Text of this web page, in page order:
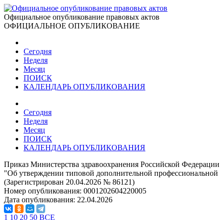
Официальное опубликование правовых актов
ОФИЦИАЛЬНОЕ ОПУБЛИКОВАНИЕ
Сегодня
Неделя
Месяц
ПОИСК
КАЛЕНДАРЬ ОПУБЛИКОВАНИЯ
Сегодня
Неделя
Месяц
ПОИСК
КАЛЕНДАРЬ ОПУБЛИКОВАНИЯ
Приказ Министерства здравоохранения Российской
"Об утверждении типовой дополнительной
(Зарегистрирован 20.04.2026 № 86121)
Номер опубликования: 0001202604220005
Дата опубликования: 22.04.2026
1 10 20 50 ВСЕ